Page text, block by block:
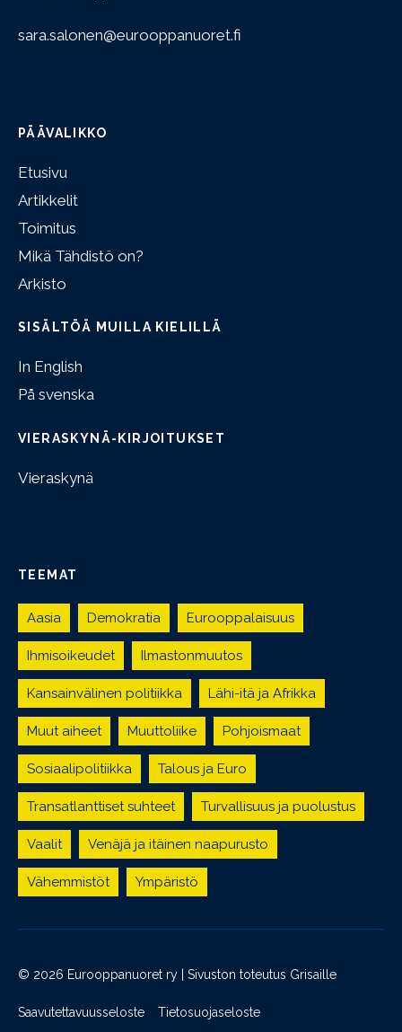
sara.salonen@eurooppanuoret.fi
PÄÄVALIKKO
Etusivu
Artikkelit
Toimitus
Mikä Tähdistö on?
Arkisto
SISÄLTÖÄ MUILLA KIELILLÄ
In English
På svenska
VIERASKYNÄ-KIRJOITUKSET
Vieraskynä
TEEMAT
Aasia Demokratia Eurooppalaisuus
Ihmisoikeudet Ilmastonmuutos
Kansainvälinen politiikka Lähi-itä ja Afrikka
Muut aiheet Muuttoliike Pohjoismaat
Sosiaalipolitiikka Talous ja Euro
Transatlanttiset suhteet Turvallisuus ja puolustus
Vaalit Venäjä ja itäinen naapurusto
Vähemmistöt Ympäristö
© 2026 Eurooppanuoret ry | Sivuston toteutus Grisaille
Saavutettavuusseloste Tietosuojaseloste